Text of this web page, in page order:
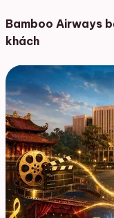
Bamboo Airways
khách